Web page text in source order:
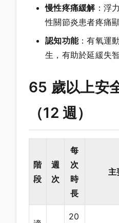
慢性疼痛緩解：浮
性關節炎患者疼痛
認知功能：有氧運
生，有助於延緩失
65 歲以上安
（12 週）
階
段
週
次
每
次
時
長
主
20